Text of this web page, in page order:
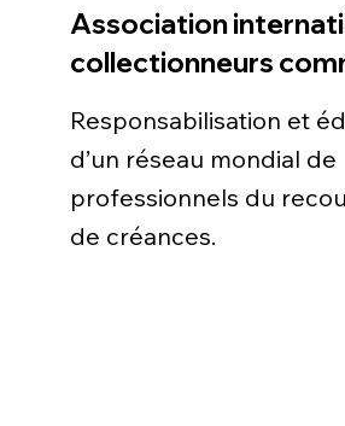
Association
collectionneurs
Responsabilisation et
d’un réseau mondial de
professionnels du
de créances.